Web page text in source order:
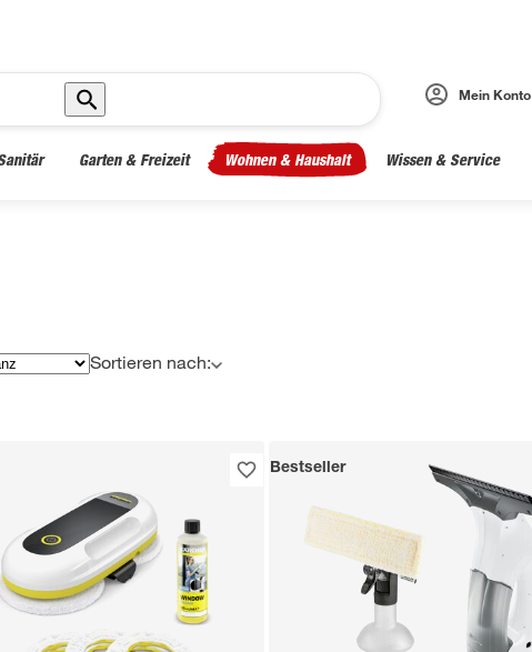
Mein Konto
Garten & Freizeit Wohnen & Haushalt Wissen & Service
Sortieren nach:
Bestseller